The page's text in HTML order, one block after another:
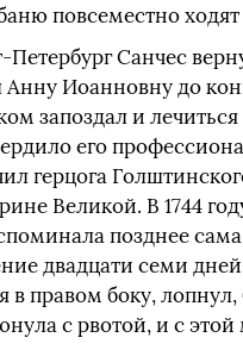
повсеместно
Петербург Санчес
Анну Иоанновну до
запоздал и
его
герцога
Великой. В 1744
позднее
двадцати семи
в правом боку,
с рвотой, и с